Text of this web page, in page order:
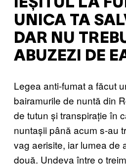
IEȘITUL LA
UNICA TA
DAR NU
ABUZEZI DE
Legea anti-fumat a făcut
bairamurile de nuntă din
de tutun și transpirație în
nuntașii până acum s-au
vag aerisite, iar lumea de
două. Undeva între o